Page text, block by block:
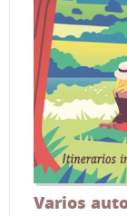
Varios